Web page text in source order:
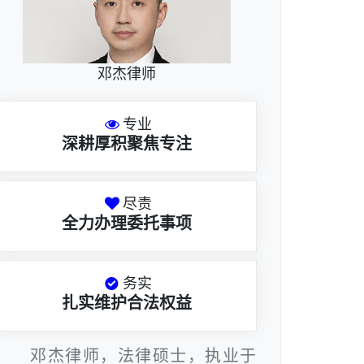
邓杰律师
专业
深耕厚积聚焦专注
尽责
全力办理委托事项
务实
扎实维护合法权益
邓杰律师，法律硕士，执业于